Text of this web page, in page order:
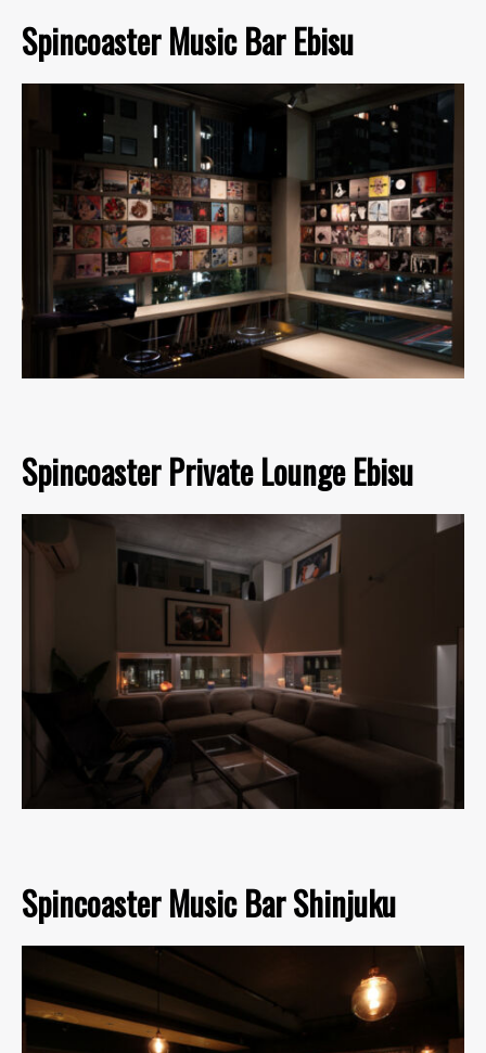
Spincoaster Music Bar Ebisu
Spincoaster Private Lounge Ebisu
Spincoaster Music Bar Shinjuku